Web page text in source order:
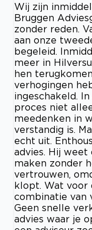
Wij zijn
Bruggen
zonder reden.
aan onze
begeleid.
meer in
hen
verhogingen
ingeschakeld.
proces niet
meedenken in
verstandig is.
echt uit.
advies. Hij
maken zonder
vertrouwen,
klopt. Wat voor
combinatie van
Geen snelle
advies waar je